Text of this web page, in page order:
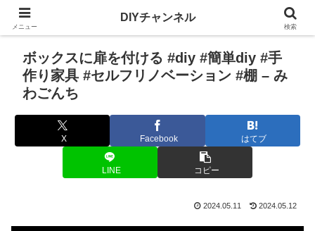
ボックスに扉を付ける #diy #簡単diy #手
作り家具 #セルフリノベーション #棚 – み
わごんち
X Facebook はてブ
LINE コピー
2024.05.11 2024.05.12
メニュー
DIYチャンネル
検索